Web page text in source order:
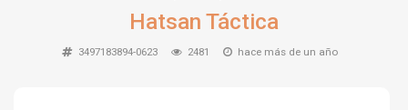
Hatsan Táctica
3497183894-0623 2481 hace más de un año